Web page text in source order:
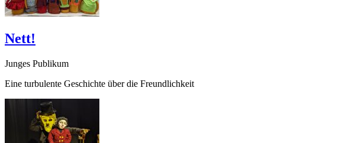
Nett!
Junges Publikum
Eine turbulente Geschichte über die Freundlichkeit